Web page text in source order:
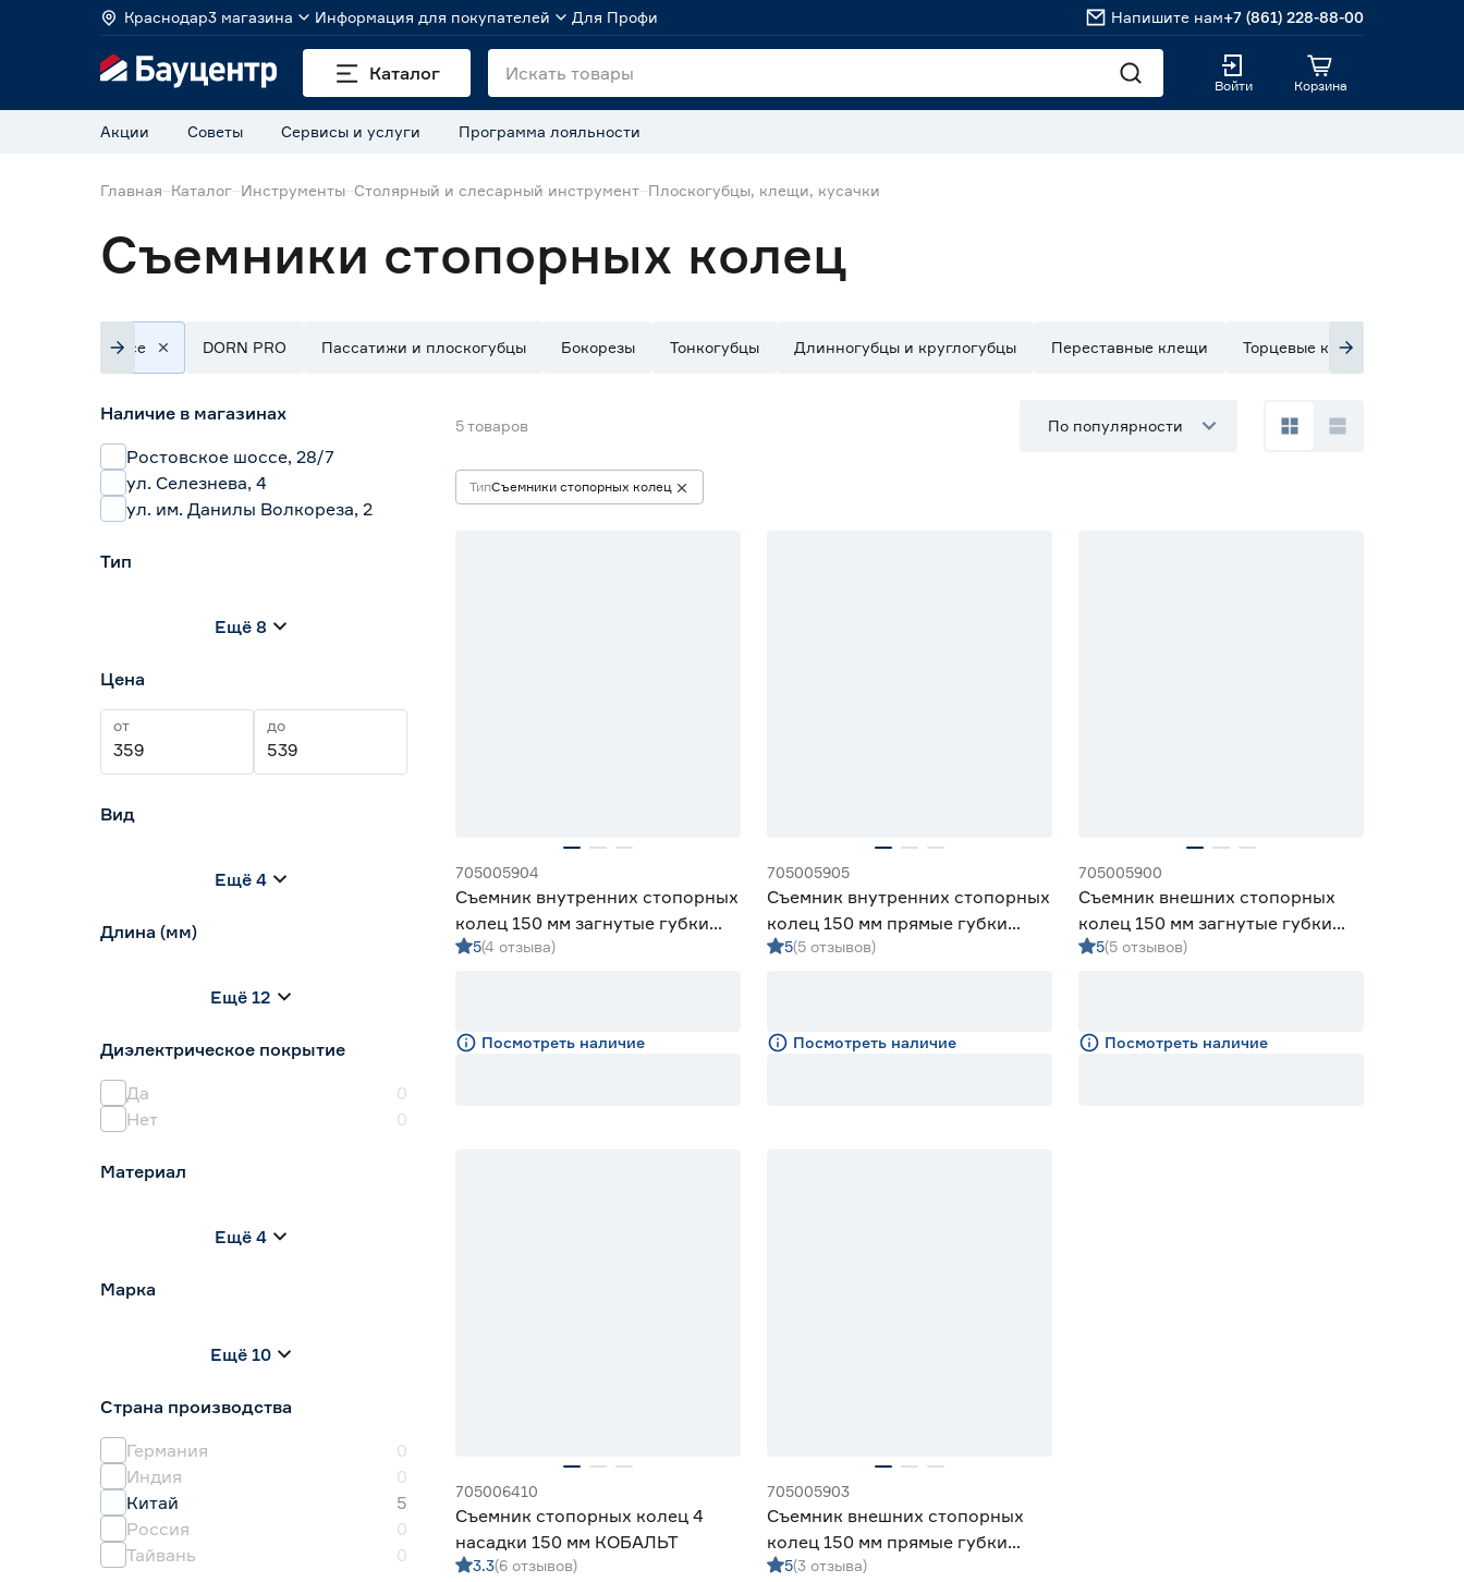
Краснодар3 магазина Информация для покупателей Для Профи Напишите нам+7 (861) 228-88-00
Каталог
Войти Корзина
Акции Советы Сервисы и услуги Программа лояльности
Главная Каталог Инструменты Столярный и слесарный инструмент Плоскогубцы, клещи, кусачки
Съемники стопорных колец
Все DORN PRO Пассатижи и плоскогубцы Бокорезы Тонкогубцы Длинногубцы и круглогубцы Переставные клещи Торцевые клещи
Наличие в магазинах
Ростовское шоссе, 28/7
ул. Селезнева, 4
ул. им. Данилы Волкореза, 2
Тип
Длинногубцы
Клещи
31
Ещё 8
Цена
от до
Вид
Для гибки металла
Защитные накладки
Ещё 4
Длина (мм)
152 160
Ещё 12
Диэлектрическое покрытие
Да
0
Нет
0
Материал
Пластик
Ещё 4
Марка
FIT
Ещё 10
Страна производства
Германия
0
Индия
0
Китай
5
Россия
0
Тайвань
0
5товаров По популярности
ТипСъемники стопорных колец
705005904
Съемник внутренних стопорных
колец 150 мм загнутые губки
Sparta
5(4 отзыва)
Посмотреть наличие
705005905
Съемник внутренних стопорных
колец 150 мм прямые губки
Sparta
5(5 отзывов)
Посмотреть наличие
705005900
Съемник внешних стопорных
колец 150 мм загнутые губки
Sparta
5(5 отзывов)
Посмотреть наличие
705006410
Съемник стопорных колец 4
насадки 150 мм КОБАЛЬТ
3.3(6 отзывов)
705005903
Съемник внешних стопорных
колец 150 мм прямые губки
Sparta
5(3 отзыва)